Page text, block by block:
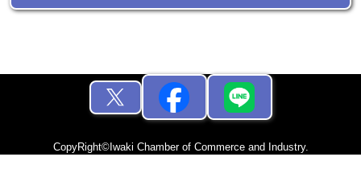
CopyRight©Iwaki Chamber of Commerce and Industry.